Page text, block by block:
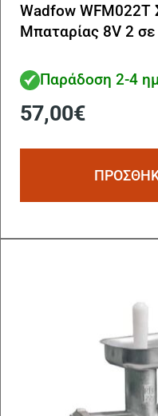
Wadfow WFM022T
Μπαταρίας 8V 2 σε
Παράδοση 2-4
57,00€